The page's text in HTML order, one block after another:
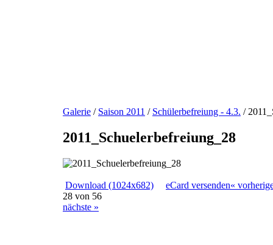
Galerie / Saison 2011 / Schülerbefreiung - 4.3. /
2011_Schuelerbefreiung_28
Download (1024x682) eCard versenden«
28 von 56
nächste »